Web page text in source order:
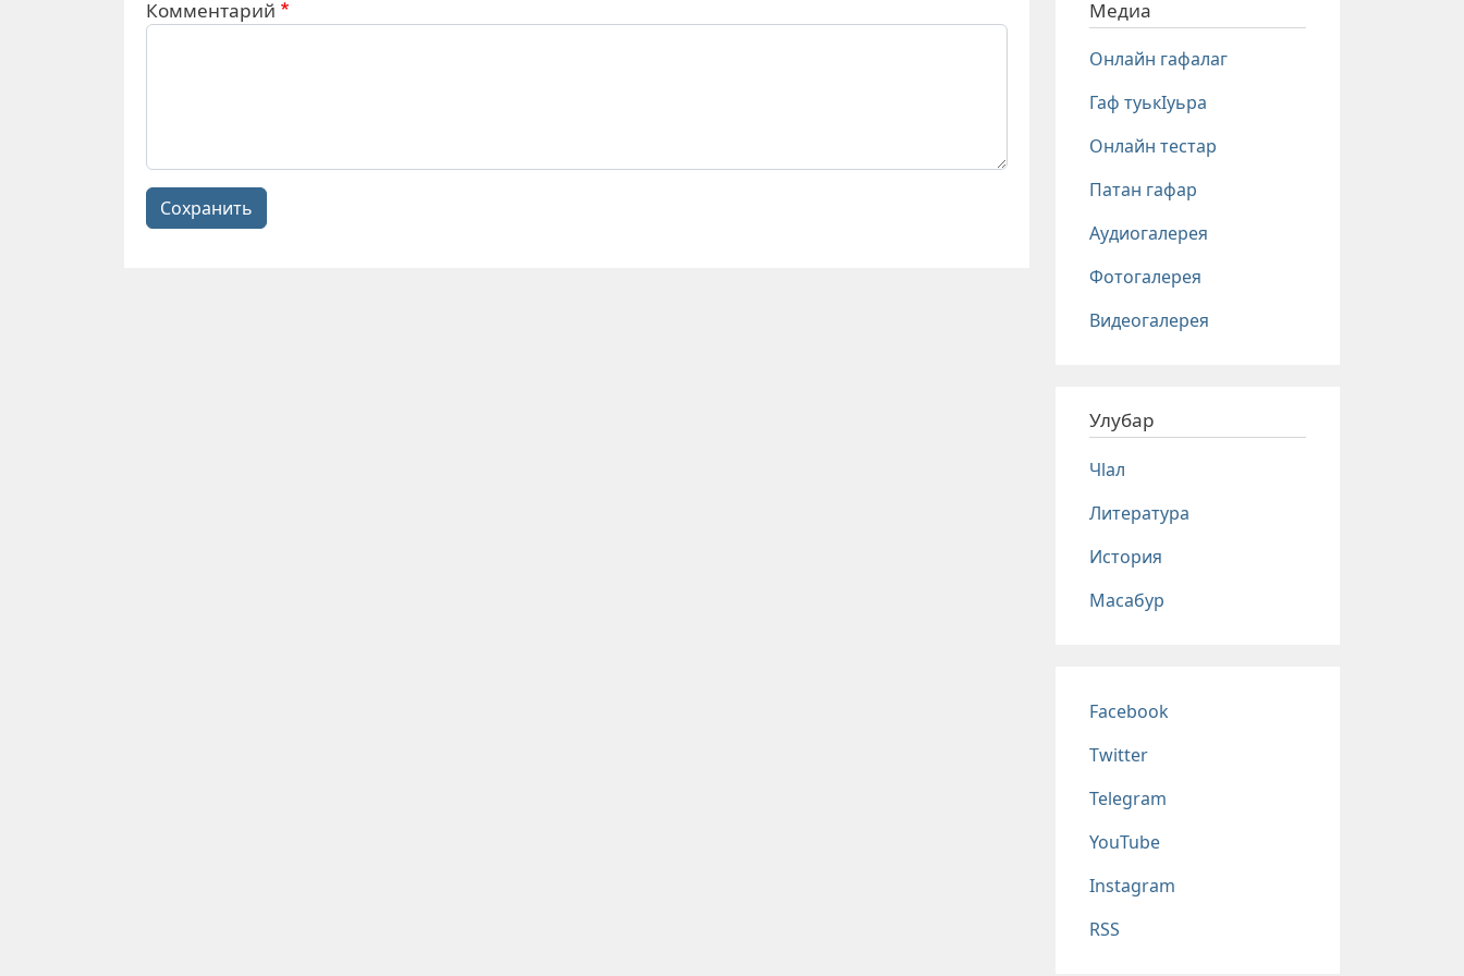
Комментарий
Сохранить
Медиа
Онлайн гафалаг
Гаф туькIуьра
Онлайн тестар
Патан гафар
Аудиогалерея
Фотогалерея
Видеогалерея
Улубар
Чlал
Литература
История
Масабур
Соц сети
Facebook
Twitter
Telegram
YouTube
Instagram
RSS